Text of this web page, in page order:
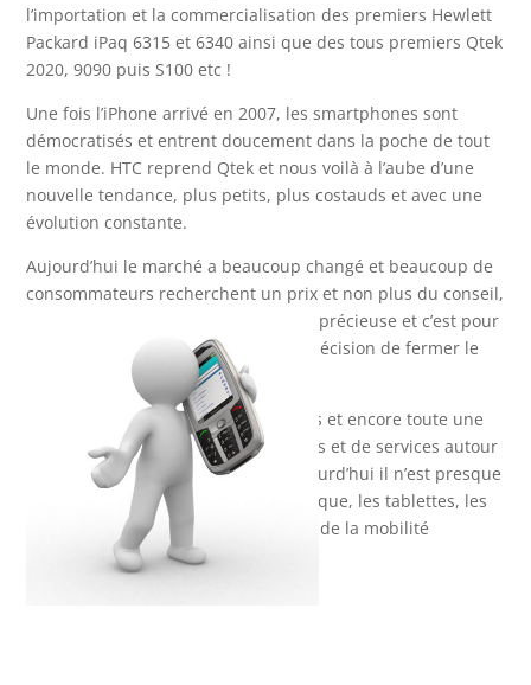
l’importation et la commercialisation des premiers Hewlett
Packard iPaq 6315 et 6340 ainsi que des tous premiers Qtek
2020, 9090 puis S100 etc !
Une fois l’iPhone arrivé en 2007, les smartphones sont
démocratisés et entrent doucement dans la poche de tout
le monde. HTC reprend Qtek et nous voilà à l’aube d’une
nouvelle tendance, plus petits, plus costauds et avec une
évolution constante.
Aujourd’hui le marché a beaucoup changé et beaucoup de
consommateurs recherchent un prix et non plus du conseil,
du suivi et de l’aide pourtant encore précieuse et c’est pour
cette raison que nous avons pris la décision de fermer le
shop en ligne.
Cependant, nous proposons toujours et encore toute une
gamme de Smartphones, de tablettes et de services autour
de la mobilité ! D’autant plus qu’aujourd’hui il n’est presque
plus possible de dissocier l’informatique, les tablettes, les
Smartphones et tous les accessoires de la mobilité